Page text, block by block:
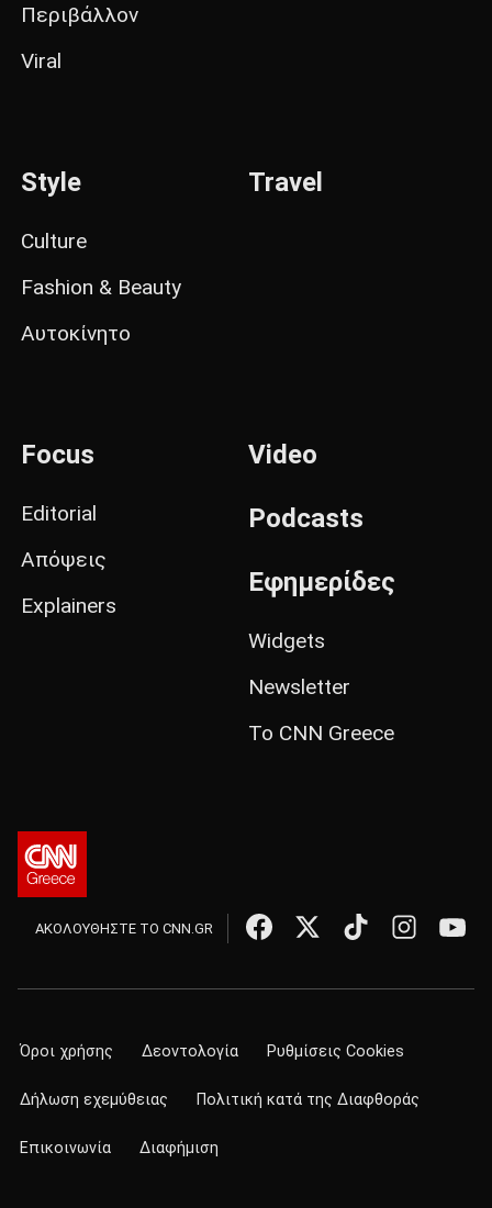
Περιβάλλον
Viral
Style
Culture
Fashion & Beauty
Αυτοκίνητο
Travel
Focus
Editorial
Απόψεις
Explainers
Video
Podcasts
Εφημερίδες
Widgets
Newsletter
Το CNN Greece
ΑΚΟΛΟΥΘΗΣΤΕ ΤΟ CNN.GR
Όροι χρήσης Δεοντολογία Ρυθμίσεις Cookies
Δήλωση εχεμύθειας Πολιτική κατά της Διαφθοράς
Επικοινωνία Διαφήμιση